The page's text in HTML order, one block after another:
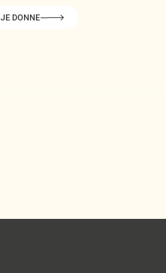
JE DONNE